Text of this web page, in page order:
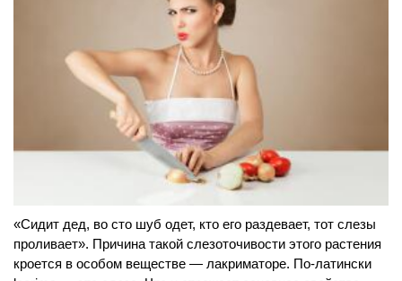
«Сидит дед, во сто шуб одет, кто его раздевает, тот слезы
проливает». Причина такой слезоточивости этого растения
кроется в особом веществе — лакриматоре. По-латински